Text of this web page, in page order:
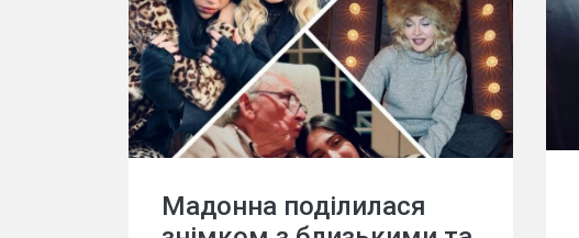
Мадонна поділилася